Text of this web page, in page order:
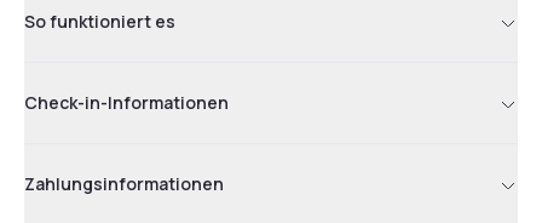
So funktioniert es
Check-in-Informationen
Zahlungsinformationen